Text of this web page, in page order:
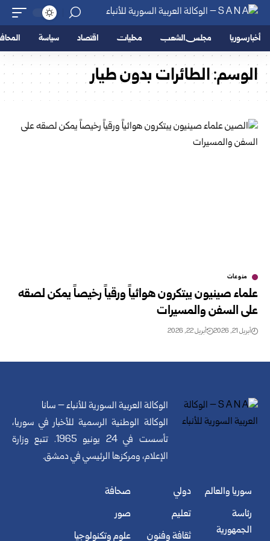
أخبار سوريا مجلس الشعب محليات اقتصاد سياسة
الوسم:الطائرات بدون طيار
منوعات
علماء صينيون يبتكرون هوائياً ورقياً رخيصاً يمكن لصقه
على السفن والمسيرات
أبريل 21, 2026 أبريل 22, 2026
الوكالة العربية السورية للأنباء – سانا
الوكالة الوطنية الرسمية للأخبار في سوريا،
تأسست في 24 يونيو 1965. تتبع وزارة
الإعلام، ومركزها الرئيسي في دمشق.
سوريا والعالم
رئاسة
الجمهورية
دولي
تعليم
ثقافة وفنون
صحافة
صور
علوم وتكنولوجيا